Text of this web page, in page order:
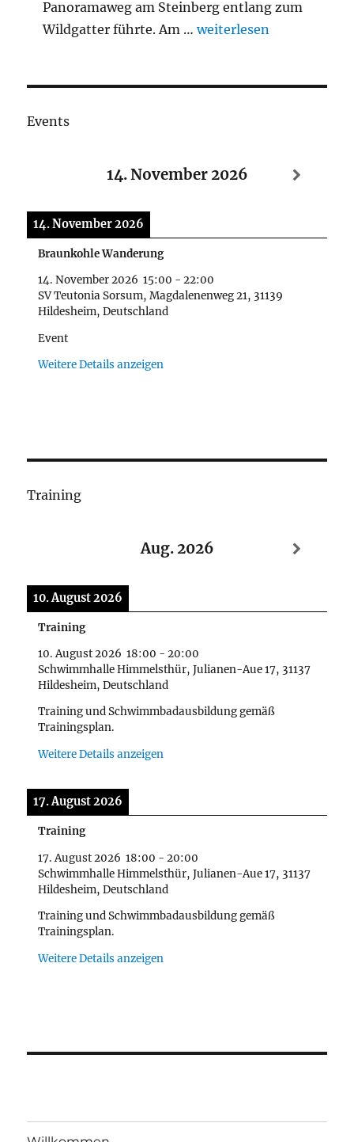
Panoramaweg am Steinberg entlang zum
Wildgatter führte. Am …„Braunkohlwanderung
weiterlesen
Events
14. November 2026
14. November 2026
Braunkohle Wanderung
14. November 2026 15:00 -22:00
SV Teutonia Sorsum, Magdalenenweg 21, 31139
Hildesheim, Deutschland
Event
Weitere Details anzeigen
Training
Aug. 2026
10. August 2026
Training
10. August 2026 18:00 -20:00
Schwimmhalle Himmelsthür, Julianen-Aue 17, 31137
Hildesheim, Deutschland
Training und Schwimmbadausbildung gemäß
Trainingsplan.
Weitere Details anzeigen
17. August 2026
Training
17. August 2026 18:00 -20:00
Schwimmhalle Himmelsthür, Julianen-Aue 17, 31137
Hildesheim, Deutschland
Training und Schwimmbadausbildung gemäß
Trainingsplan.
Weitere Details anzeigen